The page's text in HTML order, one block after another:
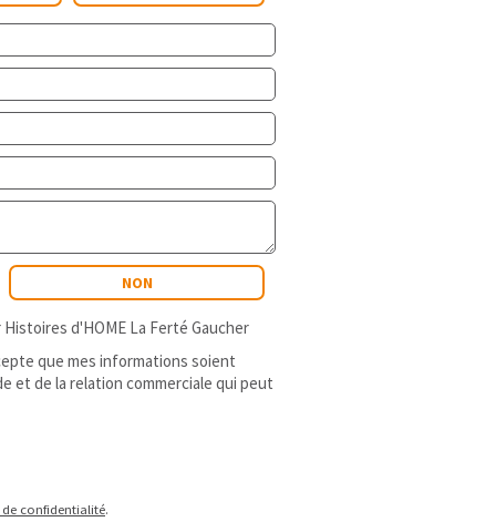
NON
d'HOME La Ferté Gaucher
que mes informations soient
et de la relation commerciale qui peut
confidentialité.